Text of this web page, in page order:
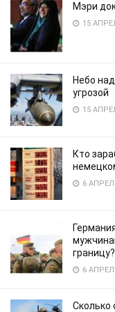
Мэри
15
Небо
угрозой
15
Кто
6
границу?
6
Сколько